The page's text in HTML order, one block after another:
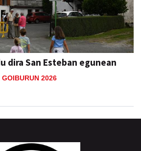
dira San Esteban egunean
2026